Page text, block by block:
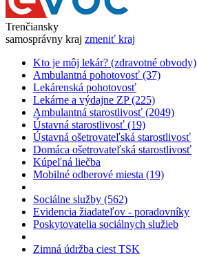
Trenčiansky
samosprávny kraj zmeniť kraj
Kto je môj lekár? (zdravotné obvody)
Ambulantná pohotovosť (37)
Lekárenská pohotovosť
Lekárne a výdajne ZP (225)
Ambulantná starostlivosť (2049)
Ústavná starostlivosť (19)
Ústavná ošetrovateľská starostlivosť
Domáca ošetrovateľská starostlivosť
Kúpeľná liečba
Mobilné odberové miesta (19)
Sociálne služby (562)
Evidencia žiadateľov - poradovníky
Poskytovatelia sociálnych služieb
Zimná údržba ciest TSK